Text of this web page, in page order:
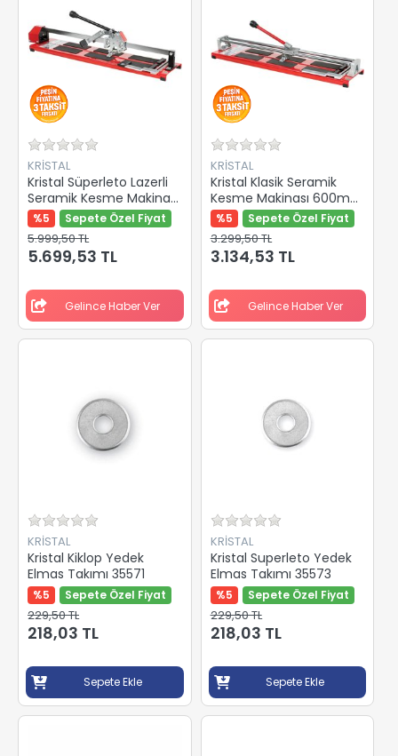
KRİSTAL
Kristal Süperleto Lazerli
Seramik Kesme Makinası
600mm 35620
%5 Sepete Özel Fiyat
5.999,50 TL
5.699,53 TL
Gelince Haber Ver
KRİSTAL
Kristal Klasik Seramik
Kesme Makinası 600mm
35534
%5 Sepete Özel Fiyat
3.299,50 TL
3.134,53 TL
Gelince Haber Ver
KRİSTAL
Kristal Kiklop Yedek
Elmas Takımı 35571
%5 Sepete Özel Fiyat
229,50 TL
218,03 TL
Sepete Ekle
KRİSTAL
Kristal Superleto Yedek
Elmas Takımı 35573
%5 Sepete Özel Fiyat
229,50 TL
218,03 TL
Sepete Ekle